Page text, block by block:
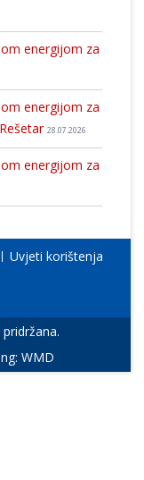
energijom za
energijom za
28.07.2026
energijom za
Uvjeti korištenja
pridržana.
WMD